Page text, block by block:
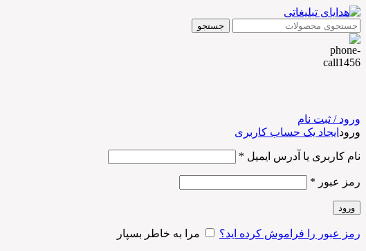
جستجو
ورود / ثبت نام
ورود ایجاد یک حساب کاربری
نام کاربری یا آدرس ایمیل *
رمز عبور *
ورود
رمز عبور را فراموش کرده اید؟ مرا به خاطر بسپار